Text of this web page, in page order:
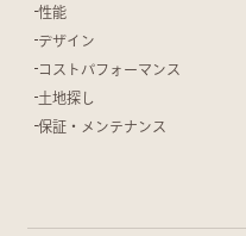
性能
デザイン
コストパフォーマンス
土地探し
保証・メンテナンス